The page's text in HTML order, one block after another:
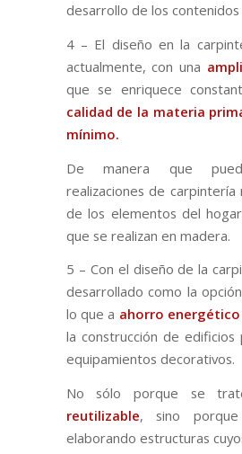
desarrollo de los contenidos
4 – El diseño en la
actualmente, con una
que se enriquece
calidad de la materia
mínimo.
De manera que
realizaciones de
de los elementos del
que se realizan en madera.
5 – Con el diseño de la
desarrollado como la
lo que a ahorro energético
la construcción de
equipamientos decorativos.
No sólo porque se
reutilizable, sino
elaborando estructuras